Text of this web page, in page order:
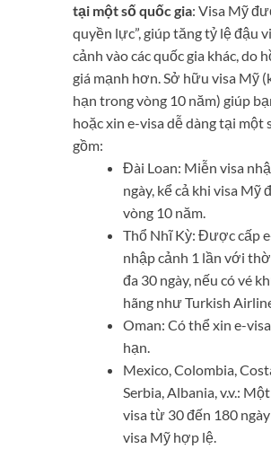
tại một số quốc gia: Visa Mỹ
quyền lực”, giúp tăng tỷ lệ đậu
cảnh vào các quốc gia khác, do
giá mạnh hơn. Sở hữu visa Mỹ
hạn trong vòng 10 năm) giúp
hoặc xin e-visa dễ dàng tại một
gồm:
Đài Loan: Miễn visa
ngày, kể cả khi visa Mỹ
vòng 10 năm.
Thổ Nhĩ Kỳ: Được cấp
nhập cảnh 1 lần với
đa 30 ngày, nếu có vé
hãng như Turkish
Oman: Có thể xin e-
hạn.
Mexico, Colombia,
Serbia, Albania, v.v.:
visa từ 30 đến 180
visa Mỹ hợp lệ.